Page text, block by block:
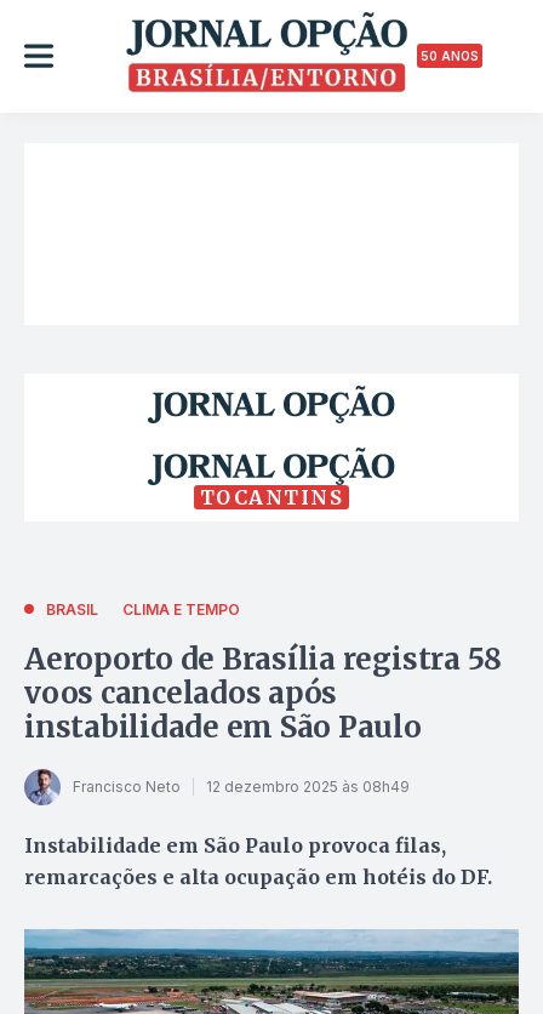
50 ANOS
TOCANTINS
BRASIL CLIMA E TEMPO
Aeroporto de Brasília registra 58
voos cancelados após
instabilidade em São Paulo
Francisco Neto 12 dezembro 2025 às 08h49
Instabilidade em São Paulo provoca filas,
remarcações e alta ocupação em hotéis do DF.